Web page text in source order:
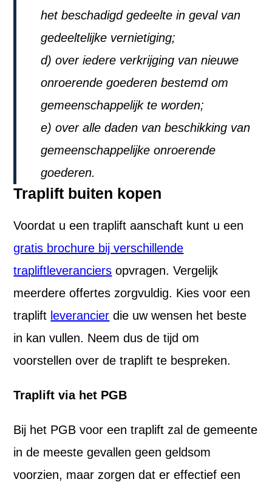
het beschadigd gedeelte in geval van
gedeeltelijke vernietiging;
d) over iedere verkrijging van nieuwe
onroerende goederen bestemd om
gemeenschappelijk te worden;
e) over alle daden van beschikking van
gemeenschappelijke onroerende
goederen.
Traplift buiten kopen
Voordat u een traplift aanschaft kunt u een
gratis brochure bij verschillende
trapliftleveranciers opvragen. Vergelijk
meerdere offertes zorgvuldig. Kies voor een
traplift leverancier die uw wensen het beste
in kan vullen. Neem dus de tijd om
voorstellen over de traplift te bespreken.
Traplift via het PGB
Bij het PGB voor een traplift zal de gemeente
in de meeste gevallen geen geldsom
voorzien, maar zorgen dat er effectief een